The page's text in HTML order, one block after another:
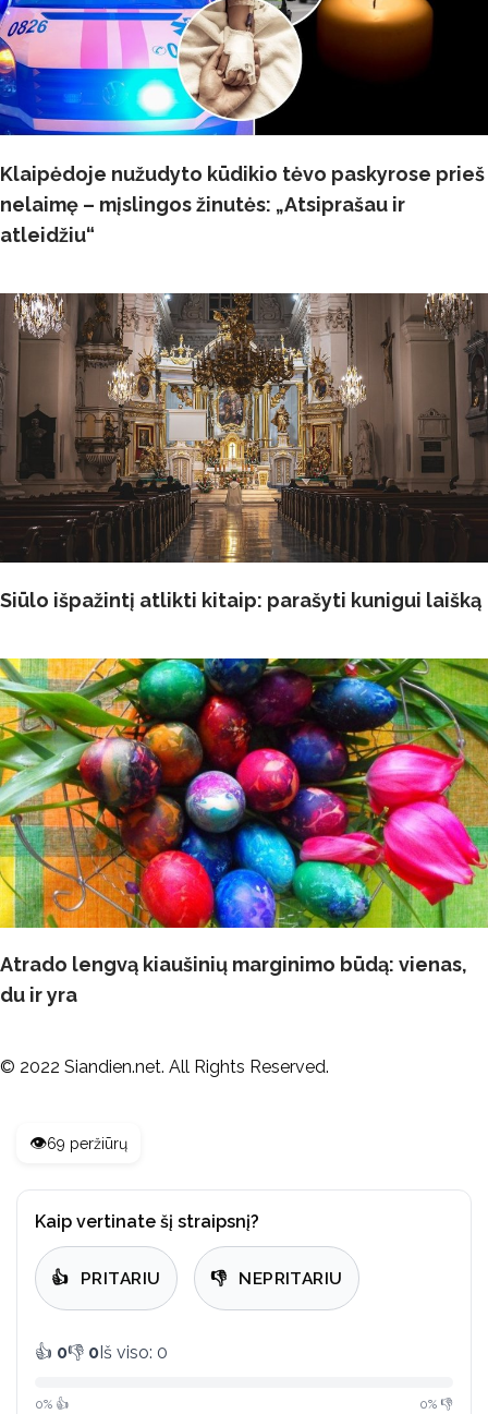
Klaipėdoje nužudyto kūdikio tėvo paskyrose prieš
nelaimę – mįslingos žinutės: „Atsiprašau ir
atleidžiu“
Siūlo išpažintį atlikti kitaip: parašyti kunigui laišką
Atrado lengvą kiaušinių marginimo būdą: vienas,
du ir yra
Site
© 2022 Siandien.net. All Rights Reserved.
👁️69 peržiūrų
Kaip vertinate šį straipsnį?
👍 PRITARIU 👎 NEPRITARIU
👍 0👎 0Iš viso: 0
0% 👍 0% 👎